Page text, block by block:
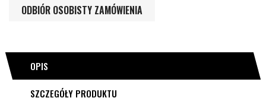
ODBIÓR OSOBISTY ZAMÓWIENIA
OPIS
SZCZEGÓŁY PRODUKTU